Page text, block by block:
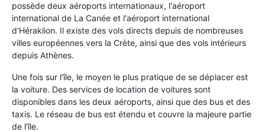
possède deux aéroports internationaux, l'aéroport
international de La Canée et l'aéroport international
d'Héraklion. Il existe des vols directs depuis de nombreuses
villes européennes vers la Crète, ainsi que des vols intérieurs
depuis Athènes.
Une fois sur l'île, le moyen le plus pratique de se déplacer est
la voiture. Des services de location de voitures sont
disponibles dans les deux aéroports, ainsi que des bus et des
taxis. Le réseau de bus est étendu et couvre la majeure partie
de l'île.